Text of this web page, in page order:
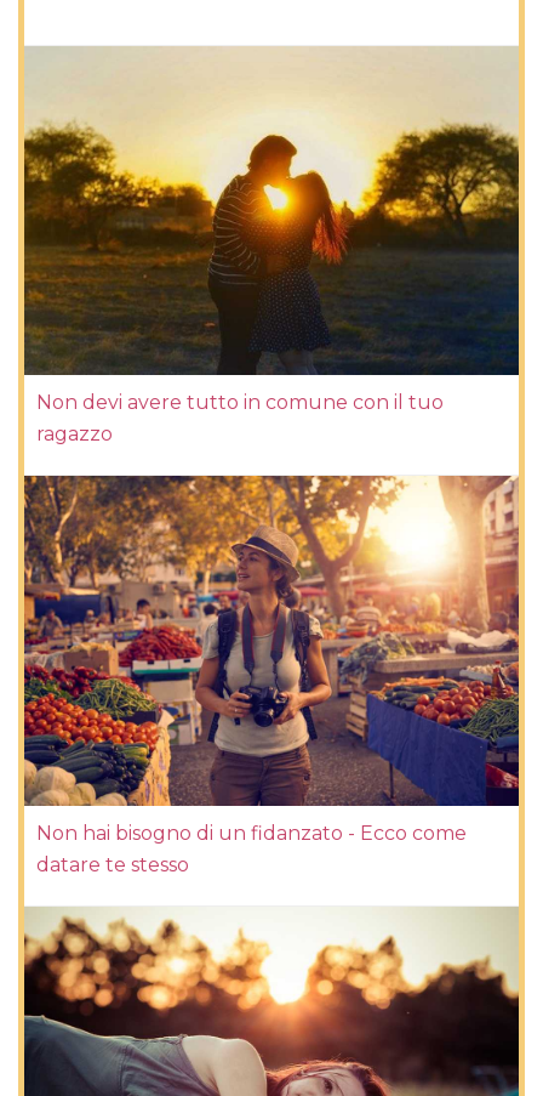
Non devi avere tutto in comune con il tuo
ragazzo
Non hai bisogno di un fidanzato - Ecco come
datare te stesso